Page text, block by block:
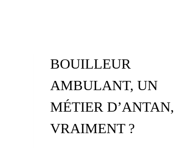
BOUILLEUR
AMBULANT, UN
MÉTIER D’ANTAN,
VRAIMENT ?